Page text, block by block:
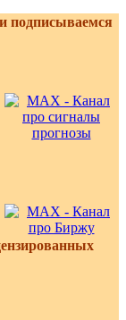
подписываемся